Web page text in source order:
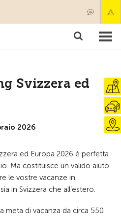
Svizzera ed
2026
ed Europa 2026 è perfetta
Ma costituisce un valido aiuto
le vostre vacanze in
in Svizzera che all’estero.
meta di vacanza da circa 550